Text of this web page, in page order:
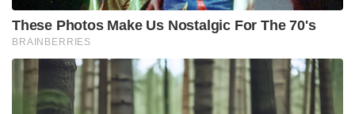
These Photos Make Us Nostalgic For The 70's
BRAINBERRIES